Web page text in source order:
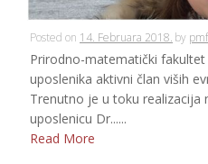
Posted on 14. Februara 2018. by pmf
Prirodno-matematički
uposlenika aktivni član viših
Trenutno je u toku realizacija
uposlenicu Dr......
Read More